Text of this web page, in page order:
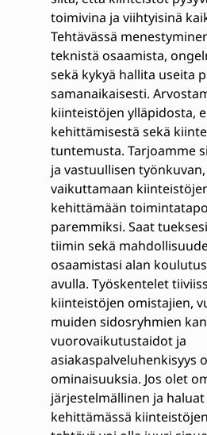
toimivina ja viihtyisinä
Tehtävässä
teknistä osaamista,
sekä kykyä hallita useita
samanaikaisesti.
kiinteistöjen ylläpidosta,
kehittämisestä sekä
tuntemusta. Tarjoamme
ja vastuullisen
vaikuttamaan
kehittämään
paremmiksi. Saat
tiimin sekä
osaamistasi alan
avulla. Työskentelet
kiinteistöjen omistajien,
muiden sidosryhmien
vuorovaikutustaidot ja
asiakaspalveluhenkisyys
ominaisuuksia. Jos olet
järjestelmällinen ja
kehittämässä